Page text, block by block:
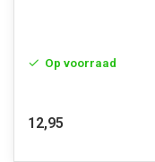
Op voorraad
12,95